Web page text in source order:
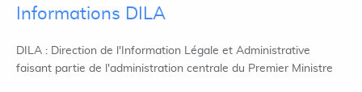
Informations DILA
DILA : Direction de l'Information Légale et Administrative
faisant partie de l'administration centrale du Premier Ministre